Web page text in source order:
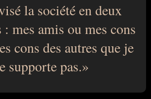
la société en deux
: mes amis ou mes cons
cons des autres que je
supporte pas.